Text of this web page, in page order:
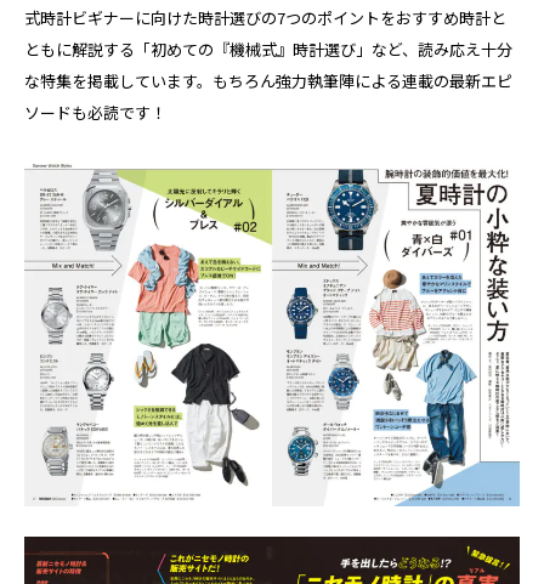
式時計ビギナーに向けた時計選びの7つのポイントをおすすめ時計と
ともに解説する「初めての『機械式』時計選び」など、読み応え十分
な特集を掲載しています。もちろん強力執筆陣による連載の最新エピ
ソードも必読です！